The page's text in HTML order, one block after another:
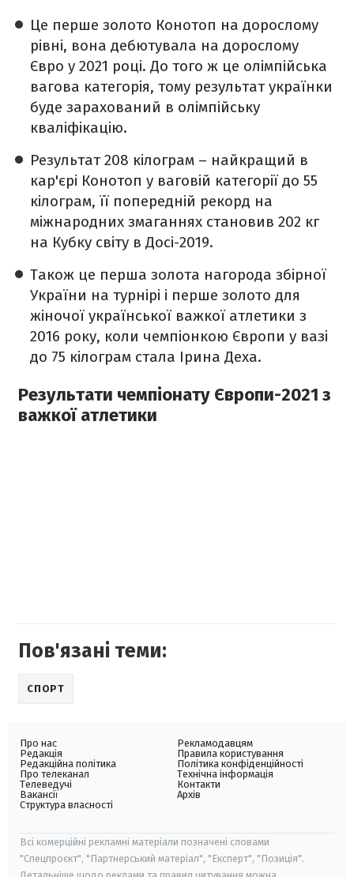
Це перше золото Конотоп на дорослому
рівні, вона дебютувала на дорослому
Євро у 2021 році. До того ж це олімпійська
вагова категорія, тому результат українки
буде зарахований в олімпійську
кваліфікацію.
Результат 208 кілограм – найкращий в
кар'єрі Конотоп у ваговій категорії до 55
кілограм, її попередній рекорд на
міжнародних змаганнях становив 202 кг
на Кубку світу в Досі-2019.
Також це перша золота нагорода збірної
України на турнірі і перше золото для
жіночої української важкої атлетики з
2016 року, коли чемпіонкою Європи у вазі
до 75 кілограм стала Ірина Деха.
Результати чемпіонату Європи-2021 з
важкої атлетики
Пов'язані теми:
СПОРТ
Про нас
Редакція
Редакційна політика
Про телеканал
Телеведучі
Вакансії
Структура власності
Рекламодавцям
Правила користування
Політика конфіденційності
Технічна інформація
Контакти
Архів
Всі комерційні рекламні матеріали позначені словами
"Спецпроєкт", "Партнерський матеріал", "Експерт", "Позиція".